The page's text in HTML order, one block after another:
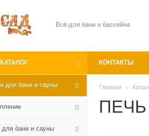
Всё для бани и бассейна
КАТАЛОГ КОНТАКТЫ
для бани и сауны
для бани и сауны
Главная -